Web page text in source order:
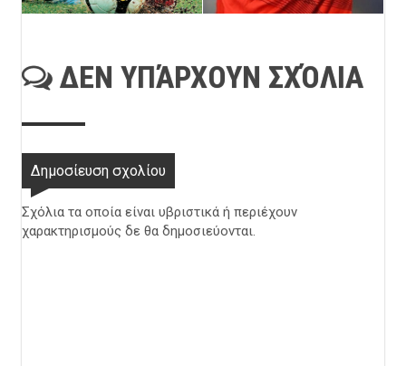
ΔΕΝ ΥΠΆΡΧΟΥΝ ΣΧΌΛΙΑ
Δημοσίευση σχολίου
Σχόλια τα οποία είναι υβριστικά ή περιέχουν
χαρακτηρισμούς δε θα δημοσιεύονται.